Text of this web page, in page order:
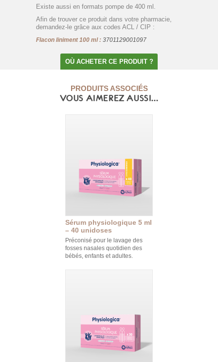
Existe aussi en formats pompe de 400 ml.
Afin de trouver ce produit dans votre pharmacie,
demandez-le grâce aux codes ACL / CIP :
Flacon liniment 100 ml : 3701129001097
OÙ ACHETER CE PRODUIT ?
PRODUITS ASSOCIÉS
VOUS AIMEREZ AUSSI...
Sérum physiologique 5 ml
– 40 unidoses
Préconisé pour le lavage des
fosses nasales quotidien des
bébés, enfants et adultes.